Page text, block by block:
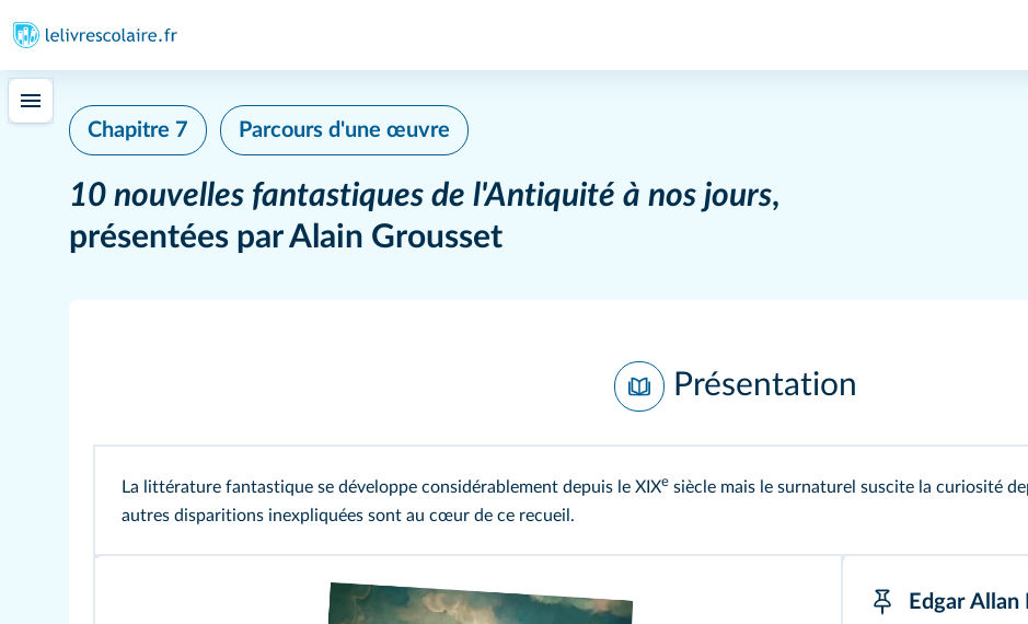
Chapitre 7 Parcours d'une œuvre
10 nouvelles fantastiques de l'Antiquité à nos jours,
présentées par Alain Grousset
Présentation
La littérature fantastique se développe considérablement depuis le XIXe siècle mais le surnaturel suscite la curiosité
autres disparitions inexpliquées sont au cœur de ce recueil.
Edgar